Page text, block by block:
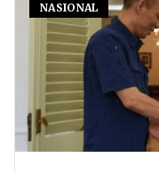
NASIONAL